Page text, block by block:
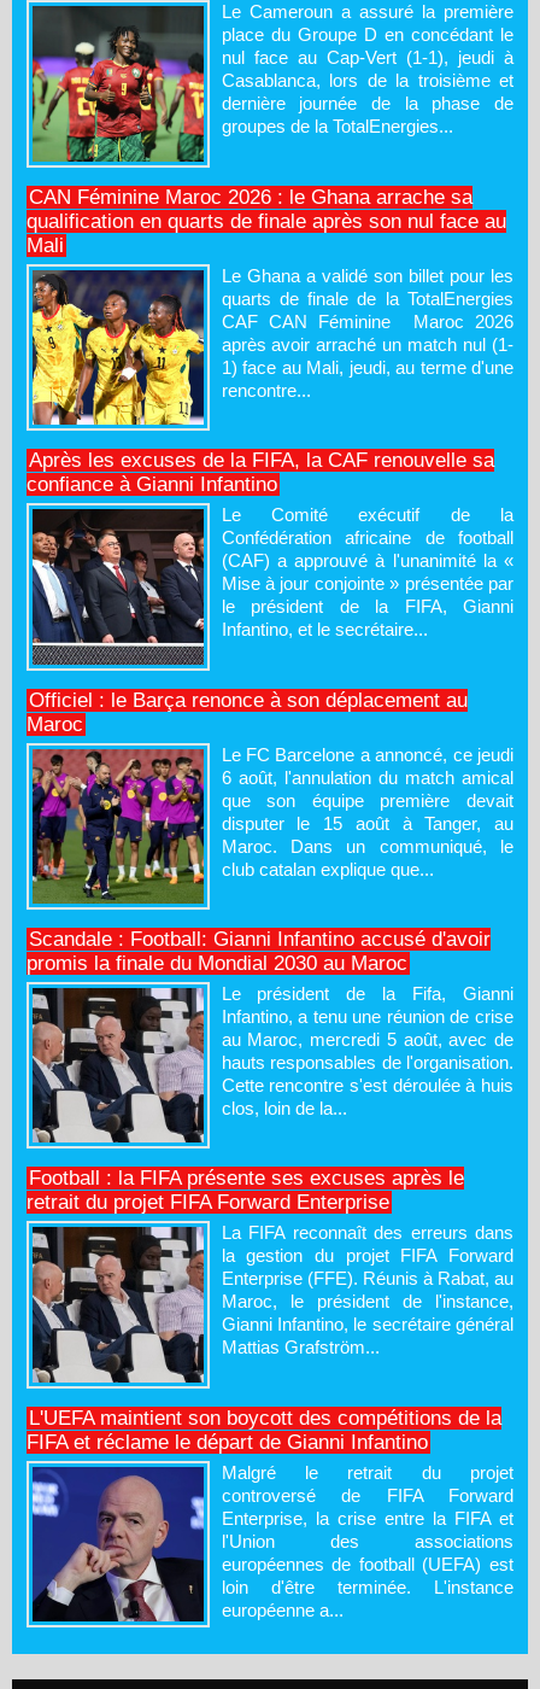
Le Cameroun a assuré la première
place du Groupe D en concédant le
nul face au Cap-Vert (1-1), jeudi à
Casablanca, lors de la troisième et
dernière journée de la phase de
groupes de la TotalEnergies...
CAN Féminine Maroc 2026 : le Ghana arrache sa
qualification en quarts de finale après son nul face au
Mali
Le Ghana a validé son billet pour les
quarts de finale de la TotalEnergies
CAF CAN Féminine Maroc 2026
après avoir arraché un match nul (1-
1) face au Mali, jeudi, au terme d'une
rencontre...
Après les excuses de la FIFA, la CAF renouvelle sa
confiance à Gianni Infantino
Le Comité exécutif de la
Confédération africaine de football
(CAF) a approuvé à l'unanimité la «
Mise à jour conjointe » présentée par
le président de la FIFA, Gianni
Infantino, et le secrétaire...
Officiel : le Barça renonce à son déplacement au
Maroc
Le FC Barcelone a annoncé, ce jeudi
6 août, l'annulation du match amical
que son équipe première devait
disputer le 15 août à Tanger, au
Maroc. Dans un communiqué, le
club catalan explique que...
Scandale : Football: Gianni Infantino accusé d'avoir
promis la finale du Mondial 2030 au Maroc
Le président de la Fifa, Gianni
Infantino, a tenu une réunion de crise
au Maroc, mercredi 5 août, avec de
hauts responsables de l'organisation.
Cette rencontre s'est déroulée à huis
clos, loin de la...
Football : la FIFA présente ses excuses après le
retrait du projet FIFA Forward Enterprise
La FIFA reconnaît des erreurs dans
la gestion du projet FIFA Forward
Enterprise (FFE). Réunis à Rabat, au
Maroc, le président de l'instance,
Gianni Infantino, le secrétaire général
Mattias Grafström...
L'UEFA maintient son boycott des compétitions de la
FIFA et réclame le départ de Gianni Infantino
Malgré le retrait du projet
controversé de FIFA Forward
Enterprise, la crise entre la FIFA et
l'Union des associations
européennes de football (UEFA) est
loin d'être terminée. L'instance
européenne a...